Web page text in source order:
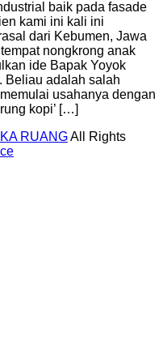
baik pada fasade
kami ini kali ini
dari Kebumen, Jawa
nongkrong anak
ide Bapak Yoyok
Beliau adalah salah
usahanya dengan
kopi’ […]
RUANGAll Rights